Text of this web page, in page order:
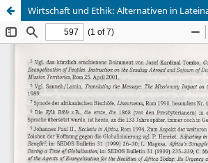
Wirtschaft und Ethik: Alternativen in